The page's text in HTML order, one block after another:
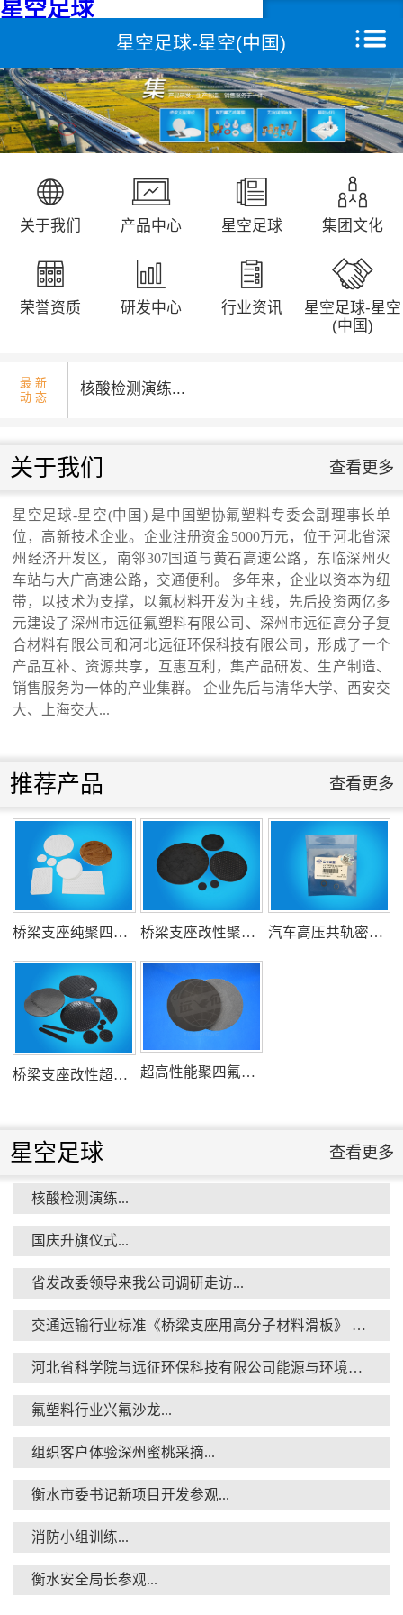
星空足球
星空足球-星空(中国)
关于我们 产品中心 星空足球 集团文化
荣誉资质 研发中心 行业资讯
星空足球-星空
(中国)
最 新
动 态
核酸检测演练...
国庆升旗仪式...
省发改委领导来我公司调研走访...
交通运输行业标准《桥梁支座用高分子材料
滑板》 送审稿审查会在京召开...
河北省科学院与远征环保科技有限公司能源
与环境新材料成果转化基地签约暨揭牌仪
氟塑料行业兴氟沙龙...
组织客户体验深州蜜桃采摘...
衡水市委书记新项目开发参观...
消防小组训练...
衡水安全局长参观...
关于我们 查看更多
星空足球-星空(中国) 是中国塑协氟塑料专委会副理事长单
位，高新技术企业。企业注册资金5000万元，位于河北省深
州经济开发区，南邻307国道与黄石高速公路，东临深州火
车站与大广高速公路，交通便利。 多年来，企业以资本为纽
带，以技术为支撑，以氟材料开发为主线，先后投资两亿多
元建设了深州市远征氟塑料有限公司、深州市远征高分子复
合材料有限公司和河北远征环保科技有限公司，形成了一个
产品互补、资源共享，互惠互利，集产品研发、生产制造、
销售服务为一体的产业集群。 企业先后与清华大学、西安交
大、上海交大...
推荐产品 查看更多
桥梁支座纯聚四氟乙烯滑板 桥梁支座改性聚四氟乙烯滑板 汽车高压共轨密封圈
桥梁支座改性超高分子量聚乙烯滑板 超高性能聚四氟乙烯滑板
星空足球 查看更多
核酸检测演练...
国庆升旗仪式...
省发改委领导来我公司调研走访...
交通运输行业标准《桥梁支座用高分子材料滑板》 送审稿审查会在京召开...
河北省科学院与远征环保科技有限公司能源与环境新材料成果转化基地签约暨揭牌仪式...
氟塑料行业兴氟沙龙...
组织客户体验深州蜜桃采摘...
衡水市委书记新项目开发参观...
消防小组训练...
衡水安全局长参观...
星空足球
关于我们
产品中心
远征研发中心
创新能力
集团文化
荣誉资质
星空足球-星空(中